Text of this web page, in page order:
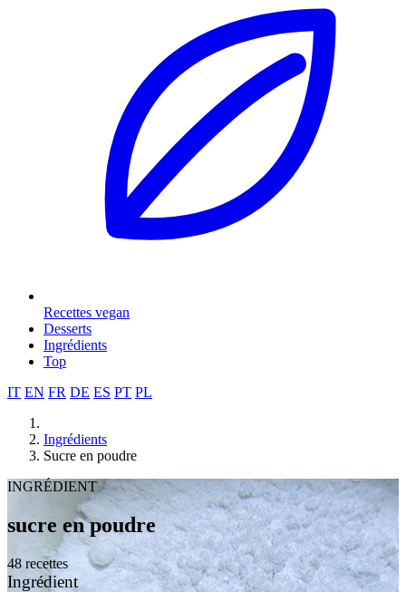
Recettes vegan
Desserts
Ingrédients
Top
IT EN FR DE ES PT PL
Ingrédients
Sucre en poudre
INGRÉDIENT
sucre en poudre
48 recettes
Ingrédient